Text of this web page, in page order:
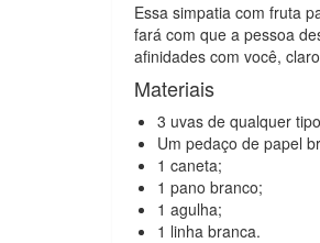
Essa simpatia com fruta
fará com que a pessoa
afinidades com você,
Materiais
3 uvas de qualquer
Um pedaço de papel
1 caneta;
1 pano branco;
1 agulha;
1 linha branca.